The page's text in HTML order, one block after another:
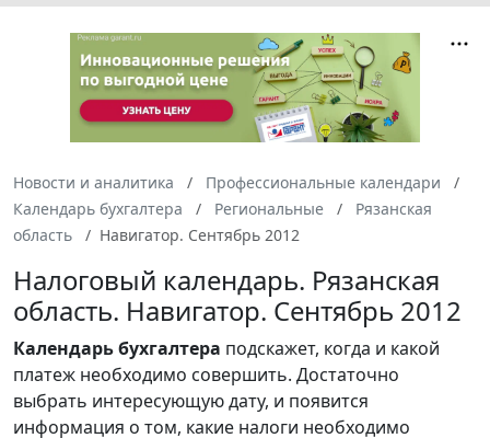
Новости и аналитика
Профессиональные календари
Календарь бухгалтера
Региональные
Рязанская
область
Навигатор. Сентябрь 2012
Налоговый календарь. Рязанская
область. Навигатор. Сентябрь 2012
Календарьбухгалтера подскажет, когда и какой
платеж необходимо совершить. Достаточно
выбрать интересующую дату, и появится
информация о том, какие налоги необходимо